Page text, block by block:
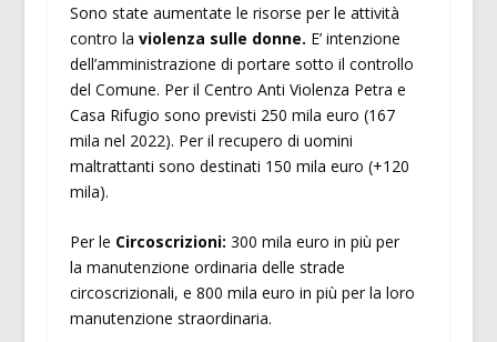
Sono state aumentate le risorse per le attività
contro la violenza sulle donne. E’ intenzione
dell’amministrazione di portare sotto il controllo
del Comune. Per il Centro Anti Violenza Petra e
Casa Rifugio sono previsti 250 mila euro (167
mila nel 2022). Per il recupero di uomini
maltrattanti sono destinati 150 mila euro (+120
mila).
Per le Circoscrizioni: 300 mila euro in più per
la manutenzione ordinaria delle strade
circoscrizionali, e 800 mila euro in più per la loro
manutenzione straordinaria.